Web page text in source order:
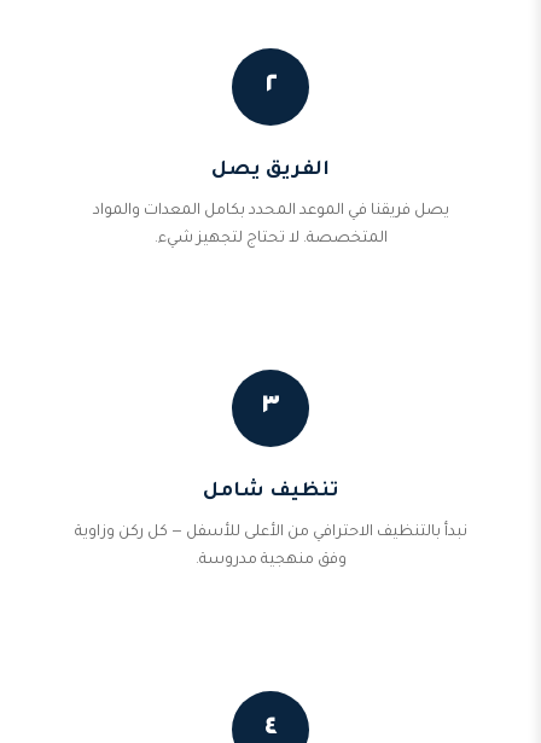
٢
الفريق يصل
يصل فريقنا في الموعد المحدد بكامل المعدات والمواد
المتخصصة. لا تحتاج لتجهيز شيء.
٣
تنظيف شامل
نبدأ بالتنظيف الاحترافي من الأعلى للأسفل — كل ركن وزاوية
وفق منهجية مدروسة.
٤